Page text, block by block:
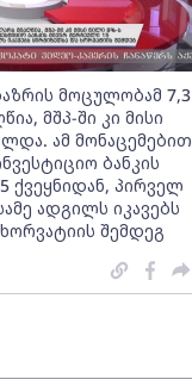
მოცულობამ 7,3
მშპ-ში კი მისი
ამ მონაცემებით
ბანკის
ქვეყნიდან, პირველ
ადგილს იკავებს
შემდეგ